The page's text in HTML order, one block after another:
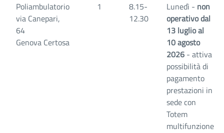
Poliambulatorio
via Canepari,
64
Genova Certosa
1
8.15-
12.30
Lunedì - non
operativo dal
13 luglio al
10 agosto
2026 - attiva
possibilità di
pagamento
prestazioni in
sede con
Totem
multifunzione